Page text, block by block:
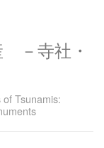
－寺社・
Tsunamis: